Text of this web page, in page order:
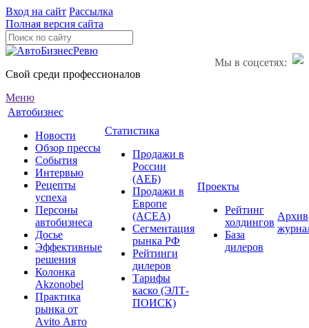
Вход на сайт Рассылка
Полная версия сайта
Мы в соцсетях:
Свой среди профессионалов
Меню
Автобизнес
Новости
Обзор прессы
События
Интервью
Рецепты
успеха
Персоны
автобизнеса
Досье
Эффективные
решения
Колонка
Akzonobel
Практика
рынка от
Аvito Авто
Статистика
Продажи в
России
(АЕБ)
Продажи в
Европе
(ACEA)
Сегментация
рынка РФ
Рейтинги
дилеров
Тарифы
каско (ЭЛТ-
ПОИСК)
Проекты
Рейтинг
холдингов
База
дилеров
Архив